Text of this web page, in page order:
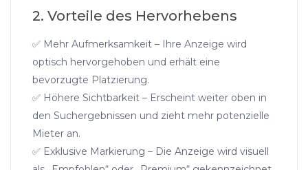
2. Vorteile des Hervorhebens
✅ Mehr Aufmerksamkeit – Ihre Anzeige wird
optisch hervorgehoben und erhält eine
bevorzugte Platzierung.
✅ Höhere Sichtbarkeit – Erscheint weiter oben in
den Suchergebnissen und zieht mehr potenzielle
Mieter an.
✅ Exklusive Markierung – Die Anzeige wird visuell